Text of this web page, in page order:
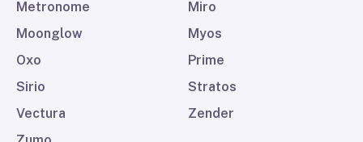
Metronome
Miro
Moonglow
Myos
Oxo
Prime
Sirio
Stratos
Vectura
Zender